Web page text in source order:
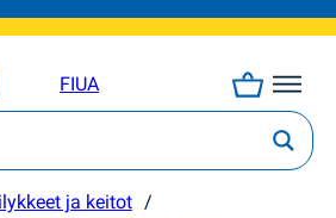
FIUA
ja keitot /